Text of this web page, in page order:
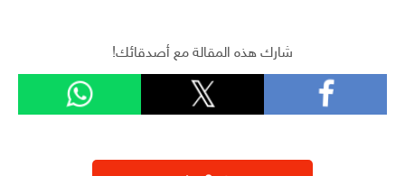
شارك هذه المقالة مع أصدقائك!